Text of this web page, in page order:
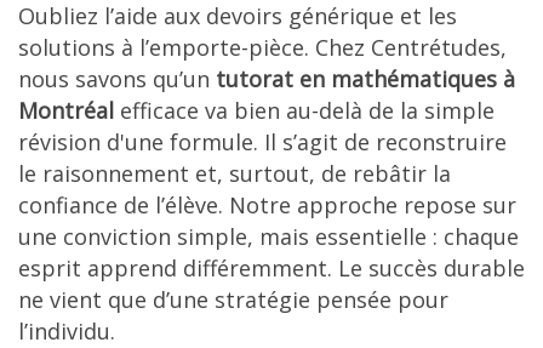
Oubliez l’aide aux devoirs générique et les
solutions à l’emporte-pièce. Chez Centrétudes,
nous savons qu’un tutorat en mathématiques à
Montréal efficace va bien au-delà de la simple
révision d'une formule. Il s’agit de reconstruire
le raisonnement et, surtout, de rebâtir la
confiance de l’élève. Notre approche repose sur
une conviction simple, mais essentielle : chaque
esprit apprend différemment. Le succès durable
ne vient que d’une stratégie pensée pour
l’individu.